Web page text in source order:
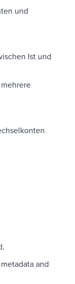
und
Ist und
and